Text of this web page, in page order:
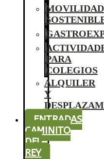
MOVILIDAD
PARA
COLEGIOS
ALQUILER
Y
ENTRADAS
CAMINITO
DEL
REY